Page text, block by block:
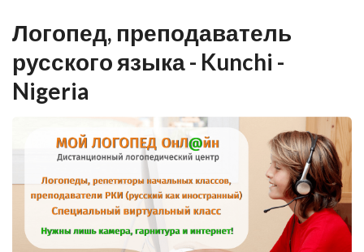
Логопед, преподаватель
русского языка - Kunchi -
Nigeria